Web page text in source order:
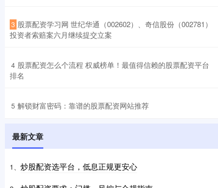
3 ​股票配资学习网 世纪华通（002602）、奇信股份（002781）
投资者索赔案六月继续提交立案
4 ​股票配资怎么个流程 权威榜单！最值得信赖的股票配资平台
排名
5 ​解锁财富密码：靠谱的股票配资网站推荐
最新文章
1、 炒股配资选平台，低息正规更安心